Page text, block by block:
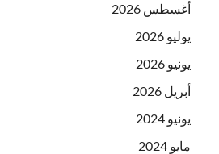
أغسطس 2026
يوليو 2026
يونيو 2026
أبريل 2026
يونيو 2024
مايو 2024